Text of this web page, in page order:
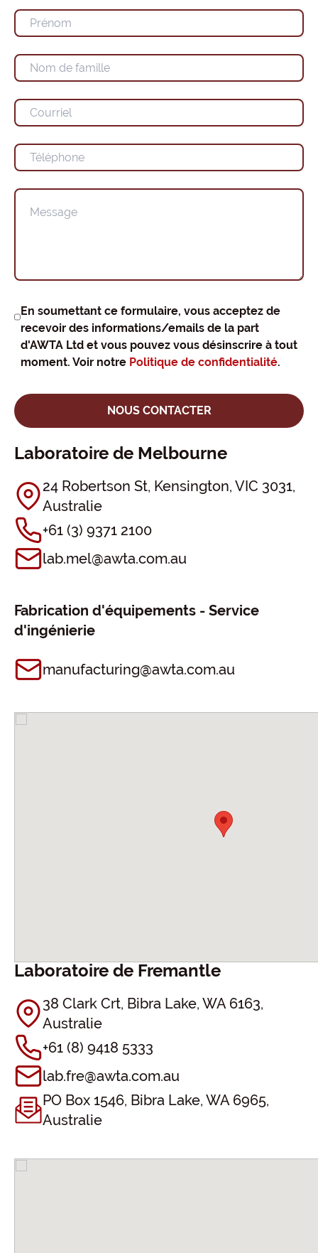
En soumettant ce formulaire, vous acceptez de
recevoir des informations/emails de la part
d'AWTA Ltd et vous pouvez vous désinscrire à tout
moment. Voir notre Politique de confidentialité.
Laboratoire de Melbourne
24 Robertson St, Kensington, VIC 3031,
Australie
+61 (3) 9371 2100
lab.mel@awta.com.au
Fabrication d'équipements - Service
d'ingénierie
manufacturing@awta.com.au
Laboratoire de Fremantle
38 Clark Crt, Bibra Lake, WA 6163,
Australie
+61 (8) 9418 5333
lab.fre@awta.com.au
PO Box 1546, Bibra Lake, WA 6965,
Australie